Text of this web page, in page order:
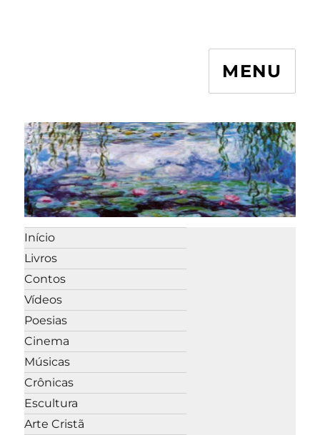
MENU
Início
Livros
Contos
Vídeos
Poesias
Cinema
Músicas
Crônicas
Escultura
Arte Cristã